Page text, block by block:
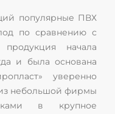
популярные ПВХ
по сравнению с
начала
и была основана
уверенно
небольшой фирмы
в крупное